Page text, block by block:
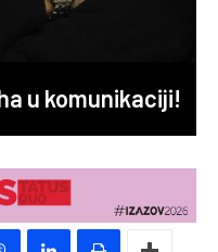
u komunikaciji!